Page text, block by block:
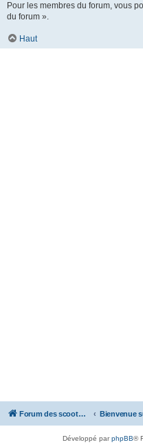
Pour les membres du forum, vous
du forum ».
Haut
Forum des scooters SYM - GTS -MAXSYM - CRUISYM - JOYMAX - Maxsym TL
Développé parphpBB®